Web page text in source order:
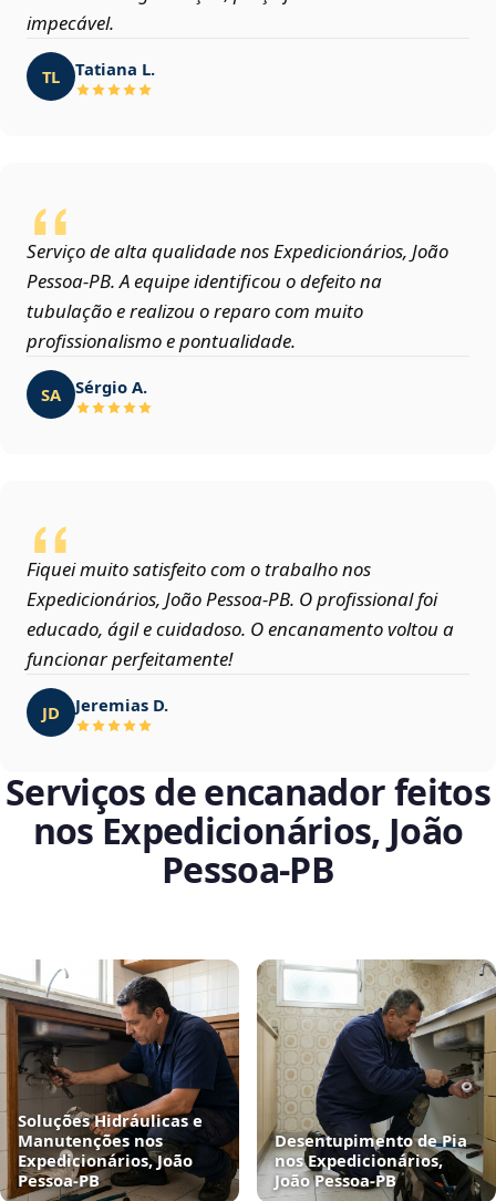
impecável.
TL Tatiana L.
Serviço de alta qualidade nos Expedicionários, João
Pessoa‑PB. A equipe identificou o defeito na
tubulação e realizou o reparo com muito
profissionalismo e pontualidade.
SA Sérgio A.
Fiquei muito satisfeito com o trabalho nos
Expedicionários, João Pessoa‑PB. O profissional foi
educado, ágil e cuidadoso. O encanamento voltou a
funcionar perfeitamente!
JD Jeremias D.
Serviços de encanador feitos
nos Expedicionários, João
Pessoa‑PB
Soluções Hidráulicas e
Manutenções nos
Expedicionários, João
Pessoa‑PB
Desentupimento de Pia
nos Expedicionários,
João Pessoa‑PB